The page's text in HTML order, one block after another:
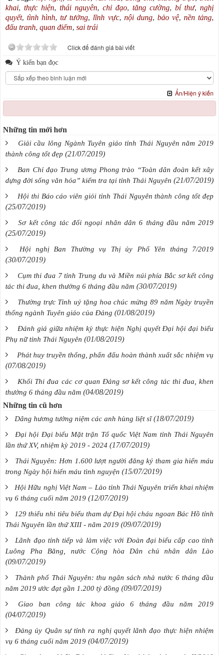
khai, thực hiện, thái nguyên, chỉ đạo, tăng cường, bí thư, nghị
quyết,tình hình,tư tưởng, lĩnh vực, nội dung, bảo vệ,nền tảng,
đấu tranh, quan điểm, sai trái
Click để đánh giá bài viết
Ý kiến bạn đọc
Ẩn/Hiện ý kiến
Những tin mới hơn
Giải cầu lông Ngành Tuyên giáo tỉnh Thái Nguyên năm 2019
thành công tốt đẹp (21/07/2019)
Ban Chỉ đạo Trung ương Phong trào “Toàn dân đoàn kết xây
dựng đời sống văn hóa” kiểm tra tại tỉnh Thái Nguyên (21/07/2019)
Hội thi Báo cáo viên giỏi tỉnh Thái Nguyên thành công tốt đẹp
(25/07/2019)
Sơ kết công tác đối ngoại nhân dân 6 tháng đầu năm 2019
(25/07/2019)
Hội nghị Ban Thường vụ Thị ủy Phổ Yên tháng 7/2019
(30/07/2019)
Cụm thi đua 7 tỉnh Trung du và Miền núi phía Bắc sơ kết công
tác thi đua, khen thưởng 6 tháng đầu năm (30/07/2019)
Thường trực Tỉnh uỷ tặng hoa chúc mừng 89 năm Ngày truyền
thống ngành Tuyên giáo của Đảng (01/08/2019)
Đánh giá giữa nhiệm kỳ thực hiện Nghị quyết Đại hội đại biểu
Phụ nữ tỉnh Thái Nguyên (01/08/2019)
Phát huy truyền thống, phấn đấu hoàn thành xuất sắc nhiệm vụ
(07/08/2019)
Khối Thi đua các cơ quan Đảng sơ kết công tác thi đua, khen
thưởng 6 tháng đầu năm (04/08/2019)
Những tin cũ hơn
Dâng hương tưởng niệm các anh hùng liệt sĩ (18/07/2019)
Đại hội Đại biểu Mặt trận Tổ quốc Việt Nam tỉnh Thái Nguyên
lần thứ XV, nhiệm kỳ 2019 - 2024 (17/07/2019)
Thái Nguyên: Hơn 1.600 lượt người đăng ký tham gia hiến máu
trong Ngày hội hiến máu tình nguyện (15/07/2019)
Hội Hữu nghị Việt Nam – Lào tỉnh Thái Nguyên triển khai nhiệm
vụ 6 tháng cuối năm 2019 (12/07/2019)
129 thiếu nhi tiêu biểu tham dự Đại hội cháu ngoan Bác Hồ tỉnh
Thái Nguyên lần thứ XIII - năm 2019 (09/07/2019)
Lãnh đạo tỉnh tiếp và làm việc với Đoàn đại biểu cấp cao tỉnh
Luông Pha Băng, nước Cộng hòa Dân chủ nhân dân Lào
(09/07/2019)
Thành phố Thái Nguyên: thu ngân sách nhà nước 6 tháng đầu
năm 2019 ước đạt gần 1.200 tỷ đồng (09/07/2019)
Giao ban công tác khoa giáo 6 tháng đầu năm 2019
(04/07/2019)
Đảng ủy Quân sự tỉnh ra nghị quyết lãnh đạo thực hiện nhiệm
vụ 6 tháng cuối năm 2019 (04/07/2019)